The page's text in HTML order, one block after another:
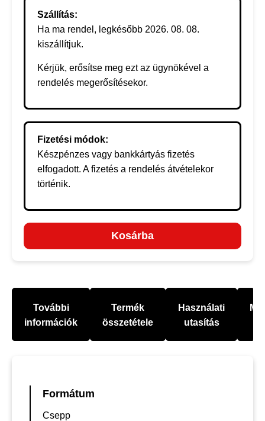
Szállítás:
Ha ma rendel, legkésőbb 2026. 08. 08.
kiszállítjuk.
Kérjük, erősítse meg ezt az ügynökével a
rendelés megerősítésekor.
Fizetési módok:
Készpénzes vagy bankkártyás fizetés
elfogadott. A fizetés a rendelés átvételekor
történik.
Kosárba
További
információk
Termék
összetétele
Használati
utasítás
Formátum
Csepp